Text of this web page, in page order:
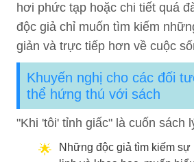
hơi phức tạp hoặc chi tiết quá
độc giả chỉ muốn tìm kiếm
giản và trực tiếp hơn về cuộc
Khuyến nghị cho các đối
thể hứng thú với sách
"Khi 'tôi' tỉnh giấc" là cuốn sách
Những độc giả tìm kiếm